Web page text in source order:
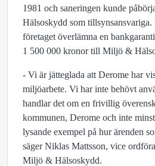
1981 och saneringen kunde
Hälsoskydd som
företaget överlämna en
1 500 000 kronor till Miljö &
- Vi är jätteglada att Derome har
miljöarbete. Vi har inte behövt
handlar det om en frivillig
kommunen, Derome och inte
lysande exempel på hur ärenden
säger Niklas Mattsson, vice
Miljö & Hälsoskydd.